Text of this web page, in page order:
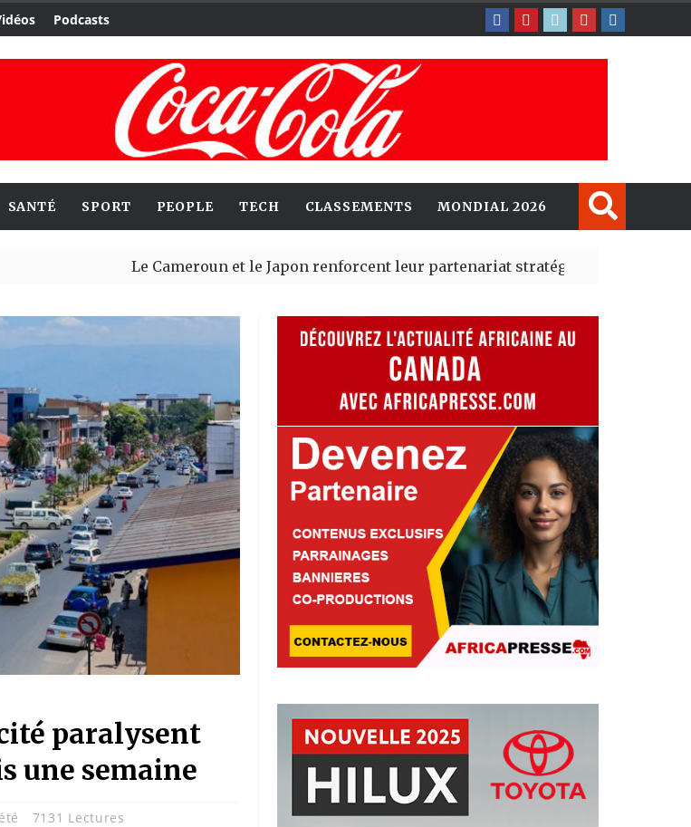
Podcasts
SANTÉ SPORT PEOPLE TECH CLASSEMENTS MONDIAL 2026
Le Cameroun et le Japon renforcent leur partenariat stratégique avec un cap sur l’IA
paralysent
une semaine
7131 Lectures